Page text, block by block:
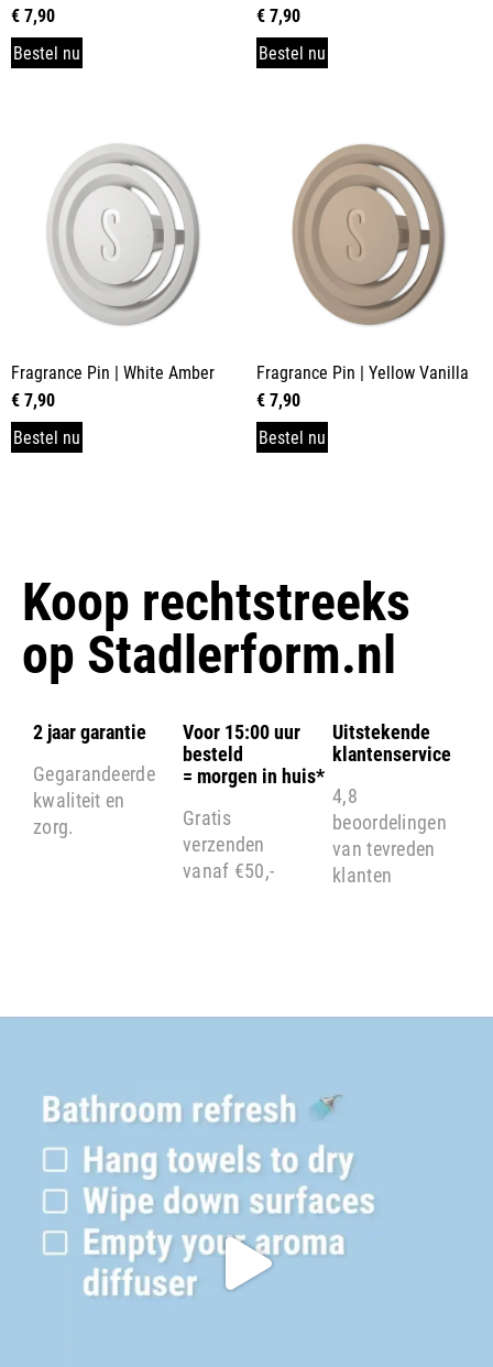
€7,90
Bestel nu
€7,90
Bestel nu
Fragrance Pin | White Amber
€7,90
Bestel nu
Fragrance Pin | Yellow Vanilla
€7,90
Bestel nu
Koop rechtstreeks
op Stadlerform.nl
2 jaar garantie
Gegarandeerde
kwaliteit en
zorg.
Voor 15:00 uur
besteld
= morgen in huis*
Gratis
verzenden
vanaf €50,-
Uitstekende
klantenservice
4,8
beoordelingen
van tevreden
klanten